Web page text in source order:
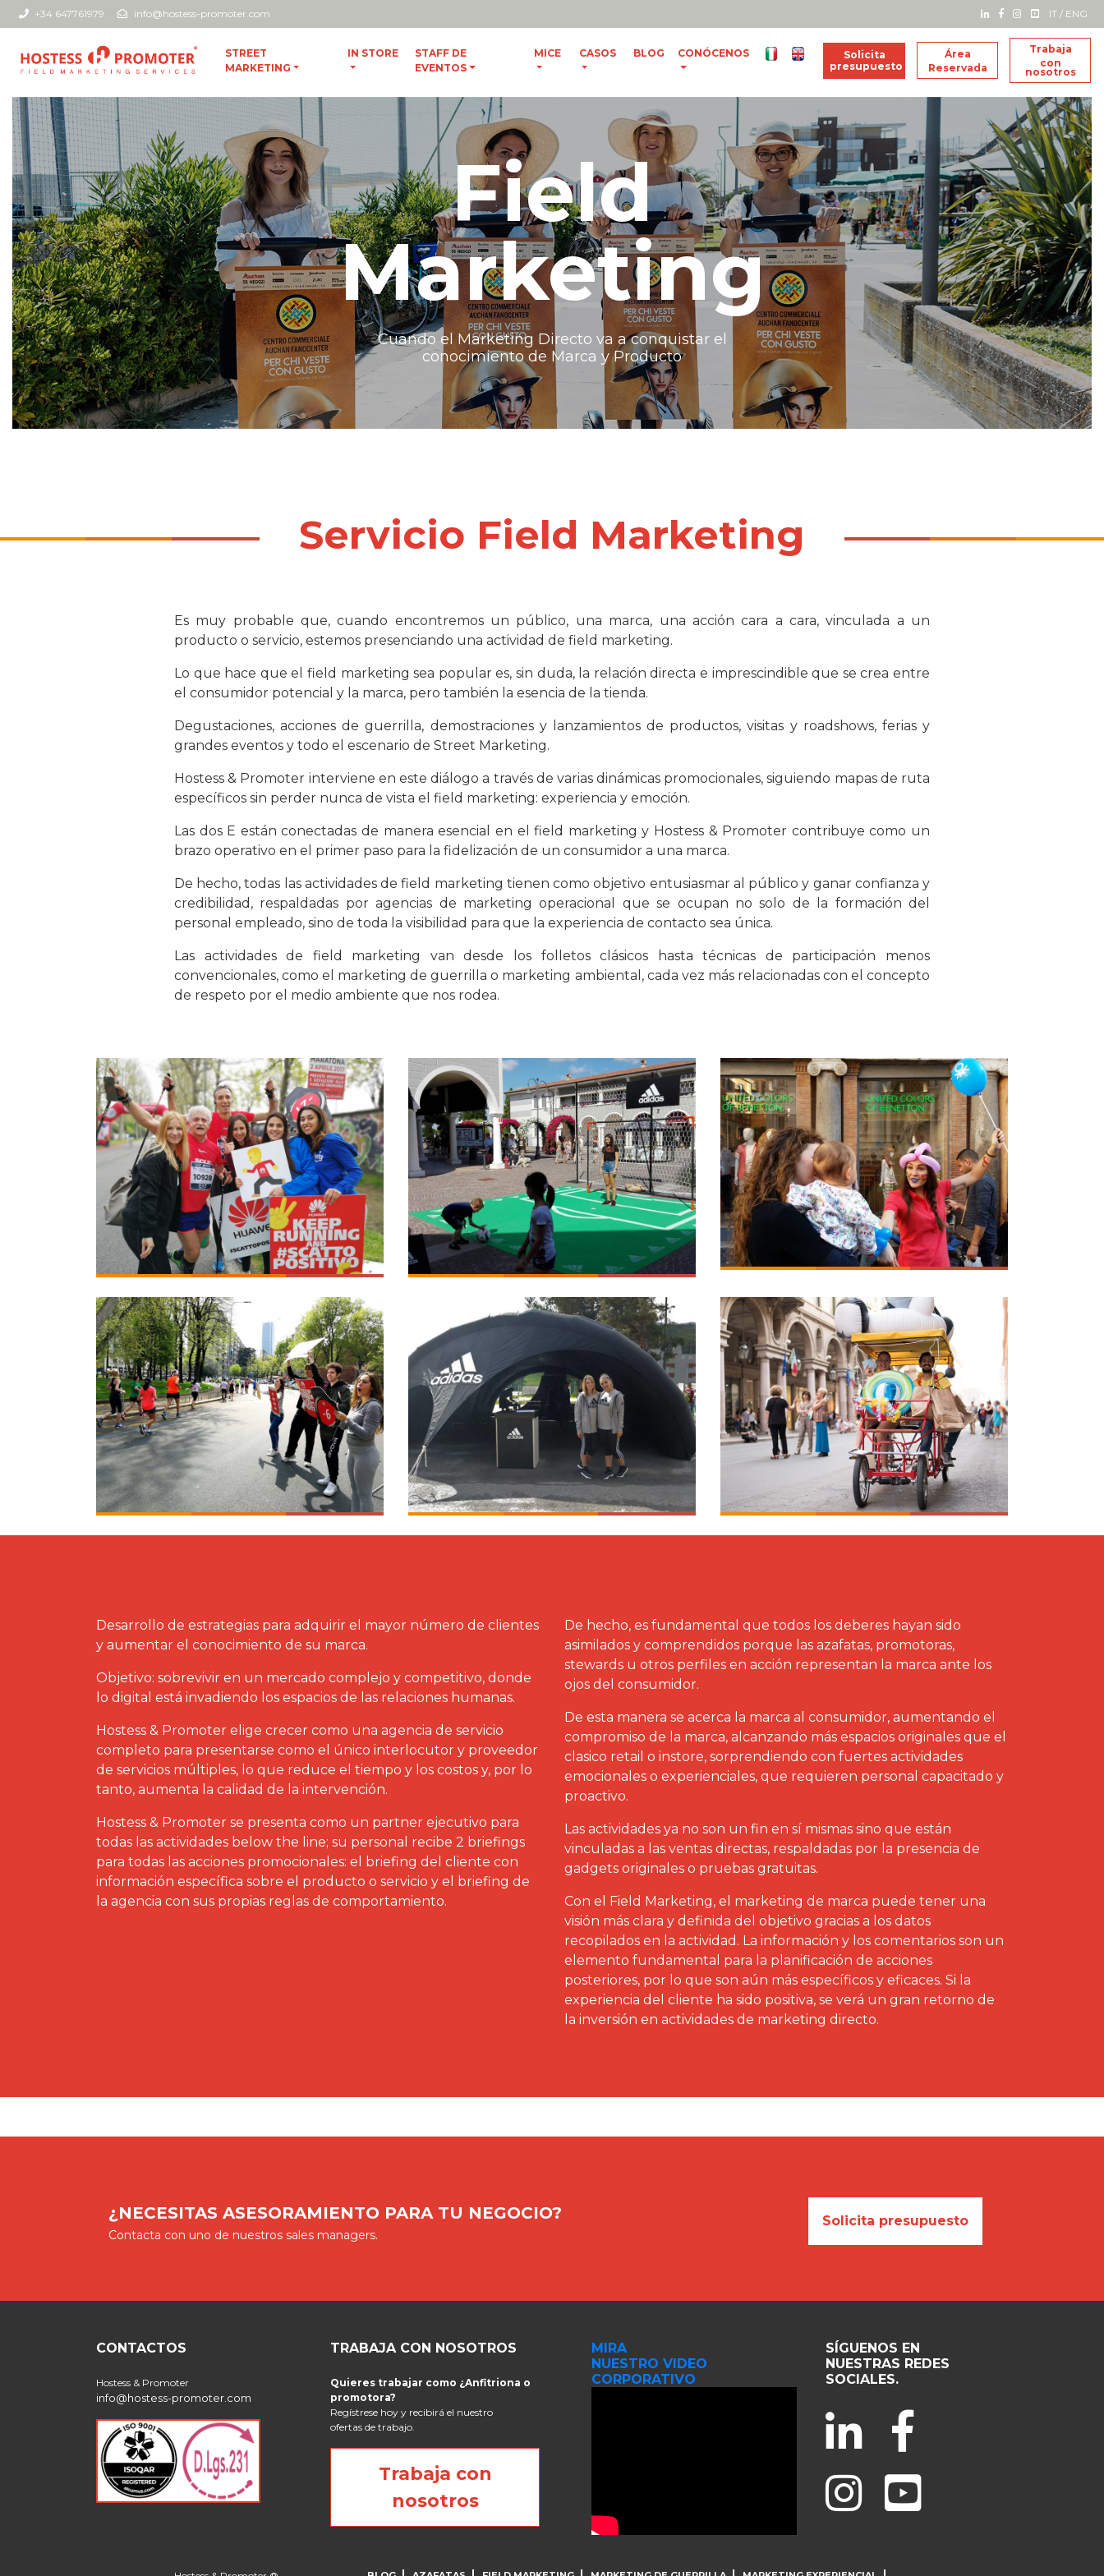
+34 647761979 info@hostess-promoter.com IT / ENG
STREET
MARKETING
IN STORE
STAFF DE
EVENTOS
MICE CASOS BLOG CONÓCENOS
Solicita
presupuesto
Área
Reservada
Trabaja
con
nosotros
Field
Marketing
Cuando el Marketing Directo va a conquistar el
conocimiento de Marca y Producto
Servicio Field Marketing
Es muy probable que, cuando encontremos un público, una marca, una acción cara a cara, vinculada a un
producto o servicio, estemos presenciando una actividad de field marketing.
Lo que hace que el field marketing sea popular es, sin duda, la relación directa e imprescindible que se crea entre
el consumidor potencial y la marca, pero también la esencia de la tienda.
Degustaciones, acciones de guerrilla, demostraciones y lanzamientos de productos, visitas y roadshows, ferias y
grandes eventos y todo el escenario de Street Marketing.
Hostess & Promoter interviene en este diálogo a través de varias dinámicas promocionales, siguiendo mapas de ruta
específicos sin perder nunca de vista el field marketing: experiencia y emoción.
Las dos E están conectadas de manera esencial en el field marketing y Hostess & Promoter contribuye como un
brazo operativo en el primer paso para la fidelización de un consumidor a una marca.
De hecho, todas las actividades de field marketing tienen como objetivo entusiasmar al público y ganar confianza y
credibilidad, respaldadas por agencias de marketing operacional que se ocupan no solo de la formación del
personal empleado, sino de toda la visibilidad para que la experiencia de contacto sea única.
Las actividades de field marketing van desde los folletos clásicos hasta técnicas de participación menos
convencionales, como el marketing de guerrilla o marketing ambiental, cada vez más relacionadas con el concepto
de respeto por el medio ambiente que nos rodea.
Desarrollo de estrategias para adquirir el mayor número de clientes
y aumentar el conocimiento de su marca.
Objetivo: sobrevivir en un mercado complejo y competitivo, donde
lo digital está invadiendo los espacios de las relaciones humanas.
Hostess & Promoter elige crecer como una agencia de servicio
completo para presentarse como el único interlocutor y proveedor
de servicios múltiples, lo que reduce el tiempo y los costos y, por lo
tanto, aumenta la calidad de la intervención.
Hostess & Promoter se presenta como un partner ejecutivo para
todas las actividades below the line; su personal recibe 2 briefings
para todas las acciones promocionales: el briefing del cliente con
información específica sobre el producto o servicio y el briefing de
la agencia con sus propias reglas de comportamiento.
De hecho, es fundamental que todos los deberes hayan sido
asimilados y comprendidos porque las azafatas, promotoras,
stewards u otros perfiles en acción representan la marca ante los
ojos del consumidor.
De esta manera se acerca la marca al consumidor, aumentando el
compromiso de la marca, alcanzando más espacios originales que el
clasico retail o instore, sorprendiendo con fuertes actividades
emocionales o experienciales, que requieren personal capacitado y
proactivo.
Las actividades ya no son un fin en sí mismas sino que están
vinculadas a las ventas directas, respaldadas por la presencia de
gadgets originales o pruebas gratuitas.
Con el Field Marketing, el marketing de marca puede tener una
visión más clara y definida del objetivo gracias a los datos
recopilados en la actividad. La información y los comentarios son un
elemento fundamental para la planificación de acciones
posteriores, por lo que son aún más específicos y eficaces. Si la
experiencia del cliente ha sido positiva, se verá un gran retorno de
la inversión en actividades de marketing directo.
¿NECESITAS ASESORAMIENTO PARA TU NEGOCIO?
Contacta con uno de nuestros sales managers.
Solicita presupuesto
CONTACTOS
Hostess & Promoter
info@hostess-promoter.com
TRABAJA CON NOSOTROS
Quieres trabajar como ¿Anfitriona o
promotora?
Regístrese hoy y recibirá el nuestro
ofertas de trabajo.
Trabaja con
nosotros
MIRA
NUESTRO VIDEO
CORPORATIVO
SÍGUENOS EN
NUESTRAS REDES
SOCIALES.